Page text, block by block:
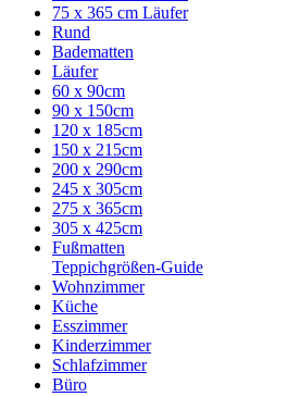
75 x 365 cm Läufer
Rund
Badematten
Läufer
60 x 90cm
90 x 150cm
120 x 185cm
150 x 215cm
200 x 290cm
245 x 305cm
275 x 365cm
305 x 425cm
Fußmatten
Teppichgrößen-Guide
Wohnzimmer
Küche
Esszimmer
Kinderzimmer
Schlafzimmer
Büro